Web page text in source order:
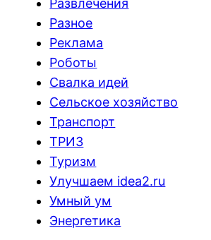
Разное
Реклама
Роботы
Свалка идей
Сельское хозяйство
Транспорт
ТРИЗ
Туризм
Улучшаем idea2.ru
Умный ум
Энергетика